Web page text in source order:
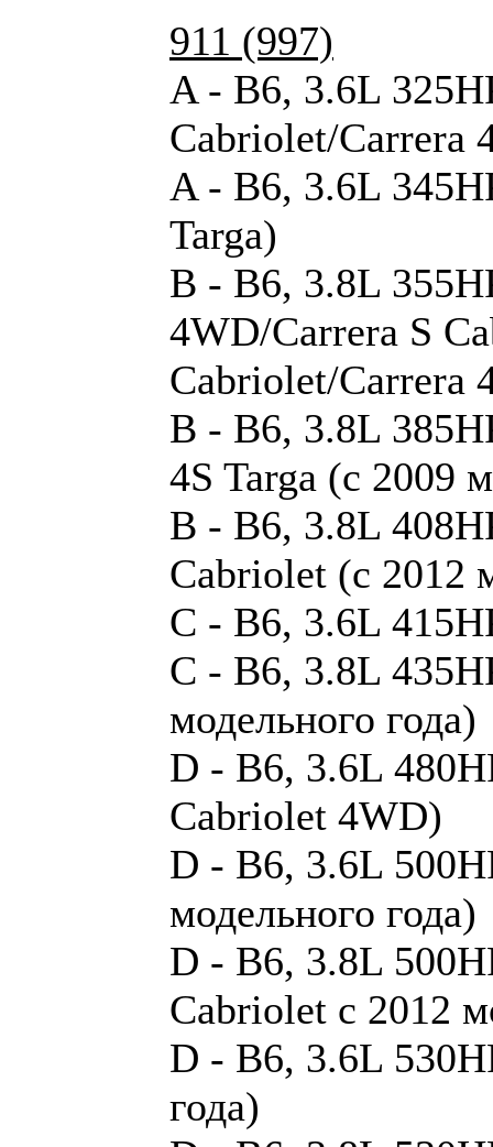
911 (997)
A - B6, 3.6L
Cabriolet/Carrera
A - B6, 3.6L
Targa)
B - B6, 3.8L
4WD/Carrera S
Cabriolet/Carrera
B - B6, 3.8L
4S Targa (с 2009
B - B6, 3.8L
Cabriolet (с 2012
C - B6, 3.6L
C - B6, 3.8L
модельного года)
D - B6, 3.6L
Cabriolet 4WD)
D - B6, 3.6L
модельного года)
D - B6, 3.8L
Cabriolet с 2012
D - B6, 3.6L
года)